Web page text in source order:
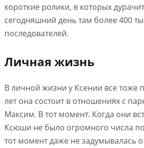
короткие ролики, в которых
сегодняшний день там более 400
последователей.
Личная жизнь
В личной жизни у Ксении все тоже
лет она состоит в отношениях с
Максим. В тот момент. Когда они
Ксюши не было огромного числа
тот момент даже не задумывалась